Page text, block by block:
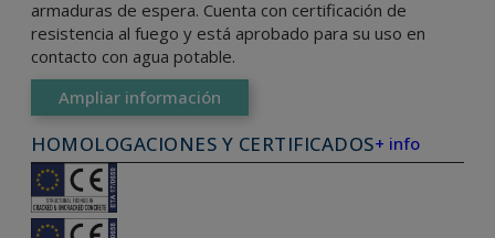
armaduras de espera. Cuenta con certificación de
resistencia al fuego y está aprobado para su uso en
contacto con agua potable.
Ampliar información
HOMOLOGACIONES Y CERTIFICADOS+ info